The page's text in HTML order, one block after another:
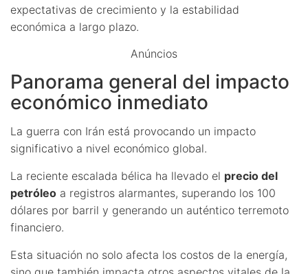
expectativas de crecimiento y la estabilidad
económica a largo plazo.
Anúncios
Panorama general del impacto
económico inmediato
La guerra con Irán está provocando un impacto
significativo a nivel económico global.
La reciente escalada bélica ha llevado el precio del
petróleo a registros alarmantes, superando los 100
dólares por barril y generando un auténtico terremoto
financiero.
Esta situación no solo afecta los costos de la energía,